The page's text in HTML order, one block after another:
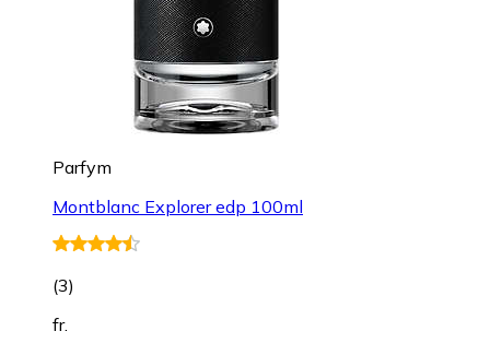
Parfym
Montblanc Explorer edp 100ml
(3)
fr.